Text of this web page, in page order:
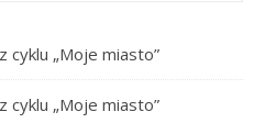
cyklu „Moje miasto”
cyklu „Moje miasto”